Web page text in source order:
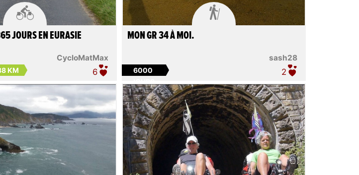

CycloMatMax
JOURS EN EURASIE
KM 6

sash28
MON GR 34 À MOI.
6000
2